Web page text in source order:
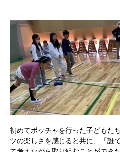
初めてボッチャを行った子どもた
ツの楽しさを感じると共に、「誰